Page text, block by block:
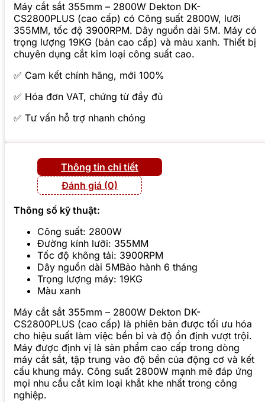
Máy cắt sắt 355mm – 2800W Dekton DK-
CS2800PLUS (cao cấp) có Công suất 2800W, lưỡi
355MM, tốc độ 3900RPM. Dây nguồn dài 5M. Máy có
trọng lượng 19KG (bản cao cấp) và màu xanh. Thiết bị
chuyên dụng cắt kim loại công suất cao.
✅ Cam kết chính hãng, mới 100%
✅ Hóa đơn VAT, chứng từ đầy đủ
✅ Tư vấn hỗ trợ nhanh chóng
Thông tin chi tiết
Đánh giá (0)
Thông số kỹ thuật:
Công suất: 2800W
Đường kính lưỡi: 355MM
Tốc độ không tải: 3900RPM
Dây nguồn dài 5MBảo hành 6 tháng
Trọng lượng máy: 19KG
Màu xanh
Máy cắt sắt 355mm – 2800W Dekton DK-
CS2800PLUS (cao cấp) là phiên bản được tối ưu hóa
cho hiệu suất làm việc bền bỉ và độ ổn định vượt trội.
Máy được định vị là sản phẩm cao cấp trong dòng
máy cắt sắt, tập trung vào độ bền của động cơ và kết
cấu khung máy. Công suất 2800W mạnh mẽ đáp ứng
mọi nhu cầu cắt kim loại khắt khe nhất trong công
nghiệp.